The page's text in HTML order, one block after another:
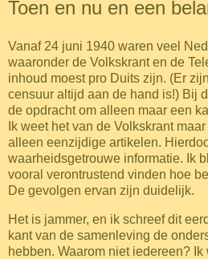
Toen en nu en een
Vanaf 24 juni 1940 waren veel
waaronder de Volkskrant en de
inhoud moest pro Duits zijn. (Er
censuur altijd aan de hand is!) Bij
de opdracht om alleen maar een
Ik weet het van de Volkskrant
alleen eenzijdige artikelen.
waarheidsgetrouwe informatie. Ik
vooral verontrustend vinden hoe
De gevolgen ervan zijn duidelijk.
Het is jammer, en ik schreef dit
kant van de samenleving de
hebben. Waarom niet iedereen?